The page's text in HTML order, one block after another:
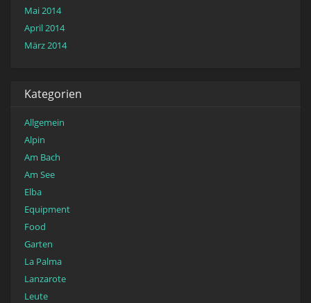
Mai 2014
April 2014
März 2014
Kategorien
Allgemein
Alpin
Am Bach
Am See
Elba
Equipment
Food
Garten
La Palma
Lanzarote
Leute